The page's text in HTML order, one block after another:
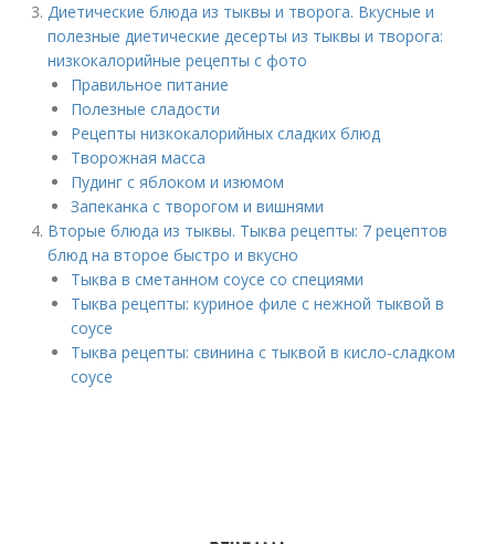
Диетические блюда из тыквы и творога. Вкусные и
полезные диетические десерты из тыквы и творога:
низкокалорийные рецепты с фото
Правильное питание
Полезные сладости
Рецепты низкокалорийных сладких блюд
Творожная масса
Пудинг с яблоком и изюмом
Запеканка с творогом и вишнями
Вторые блюда из тыквы. Тыква рецепты: 7 рецептов
блюд на второе быстро и вкусно
Тыква в сметанном соусе со специями
Тыква рецепты: куриное филе с нежной тыквой в
соусе
Тыква рецепты: свинина с тыквой в кисло-сладком
соусе